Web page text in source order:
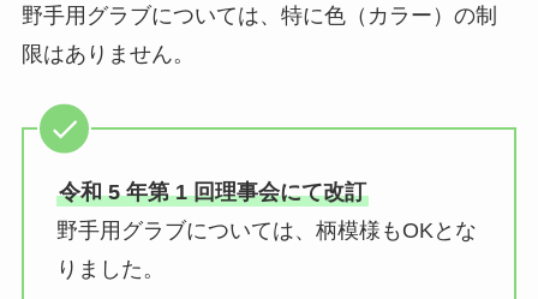
野手用グラブについては、特に色（カラー）の制
限はありません。
令和 5 年第 1 回理事会にて改訂
野手用グラブについては、柄模様もOKとな
りました。